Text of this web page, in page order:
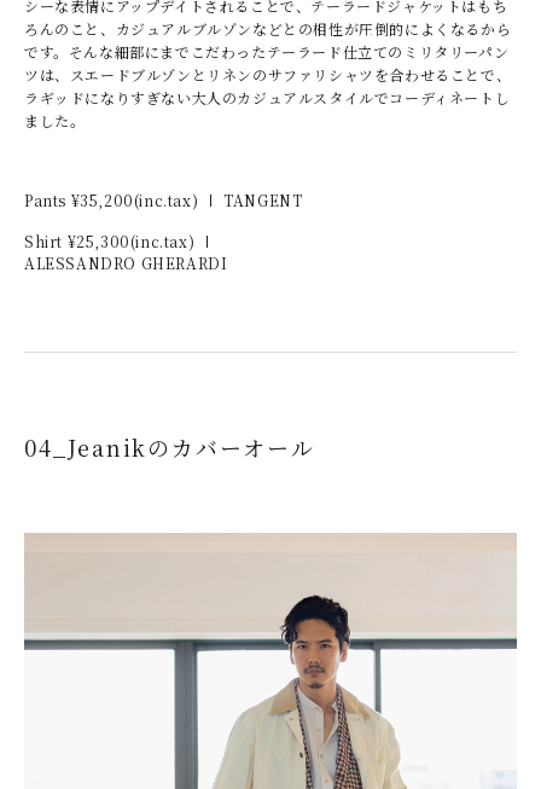
シーな表情にアップデイトされることで、テーラードジャケットはもち
ろんのこと、カジュアルブルゾンなどとの相性が圧倒的によくなるから
です。そんな細部にまでこだわったテーラード仕立てのミリタリーパン
ツは、スエードブルゾンとリネンのサファリシャツを合わせることで、
ラギッドになりすぎない大人のカジュアルスタイルでコーディネートし
ました。
Pants ¥35,200(inc.tax)
TANGENT
Shirt ¥25,300(inc.tax)
ALESSANDRO GHERARDI
04_Jeanikのカバーオール